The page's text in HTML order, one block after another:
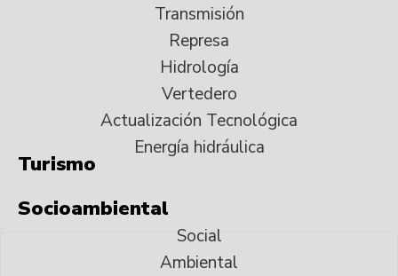
Transmisión
Represa
Hidrología
Vertedero
Actualización Tecnológica
Energía hidráulica
Turismo
Socioambiental
Social
Ambiental